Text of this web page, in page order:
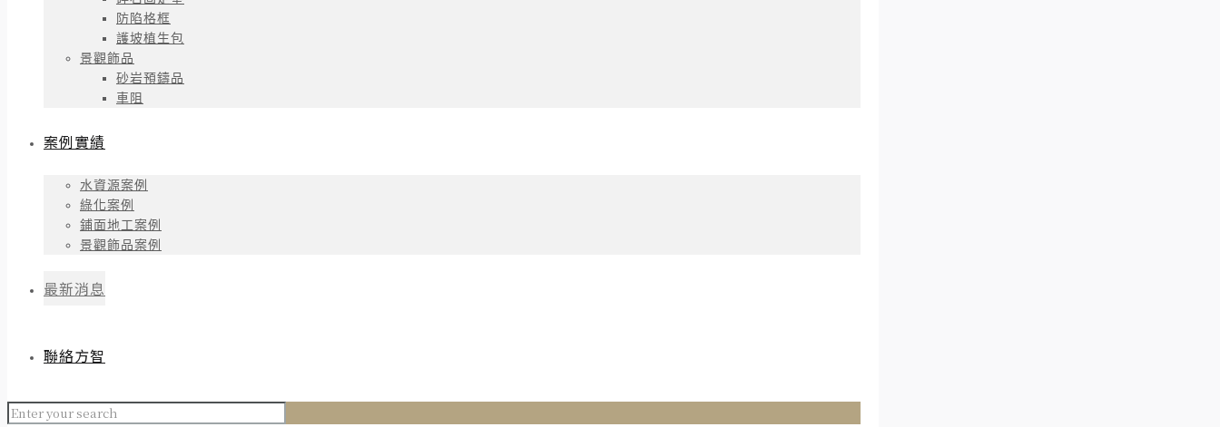
防陷格框
護坡植生包
景觀飾品
砂岩預鑄品
車阻
案例實績
水資源案例
綠化案例
鋪面地工案例
景觀飾品案例
最新消息
聯絡方智